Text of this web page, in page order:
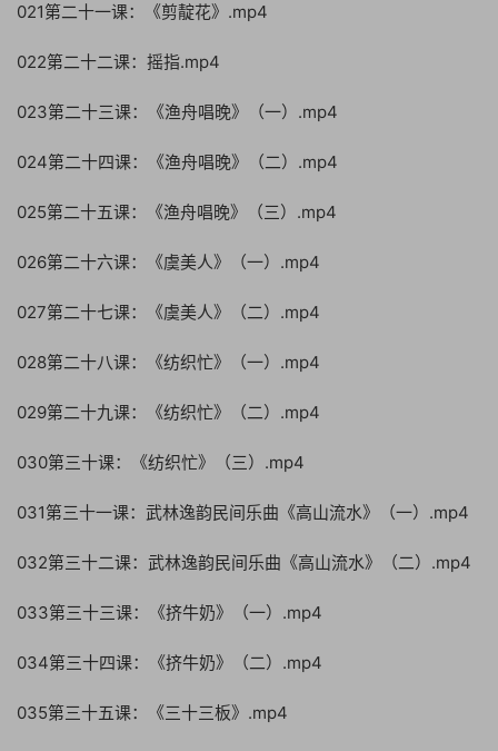
021第二十一课：《剪靛花》.mp4
022第二十二课：摇指.mp4
023第二十三课：《渔舟唱晚》（一）.mp4
024第二十四课：《渔舟唱晚》（二）.mp4
025第二十五课：《渔舟唱晚》（三）.mp4
026第二十六课：《虞美人》（一）.mp4
027第二十七课：《虞美人》（二）.mp4
028第二十八课：《纺织忙》（一）.mp4
029第二十九课：《纺织忙》（二）.mp4
030第三十课：《纺织忙》（三）.mp4
031第三十一课：武林逸韵民间乐曲《高山流水》（一）.mp4
032第三十二课：武林逸韵民间乐曲《高山流水》（二）.mp4
033第三十三课：《挤牛奶》（一）.mp4
034第三十四课：《挤牛奶》（二）.mp4
035第三十五课：《三十三板》.mp4